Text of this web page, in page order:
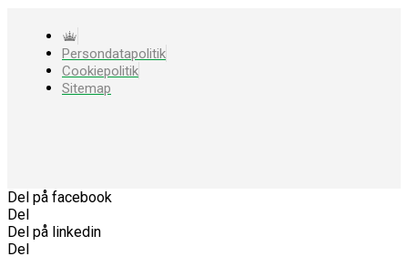
Persondatapolitik
Cookiepolitik
Sitemap
Del på facebook
Del
Del på linkedin
Del